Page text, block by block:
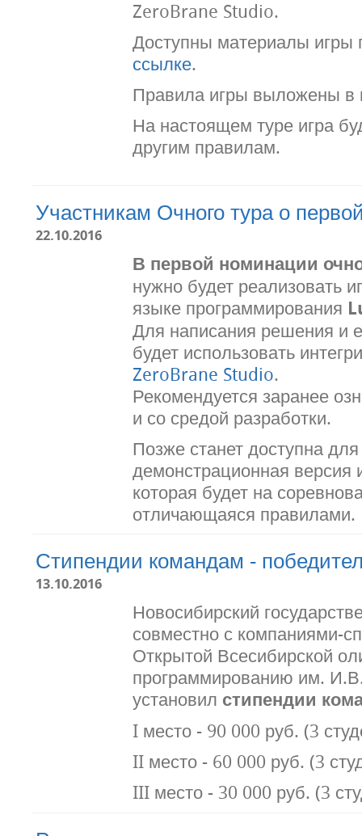
ZeroBrane Studio.
Доступны материалы
ссылке.
Правила игры выложены в
На настоящем туре игра
другим правилам.
Участникам Очного тура о
22.10.2016
В первой номинации
нужно будет реализовать
языке программирования
Для написания решения и
будет использовать
ZeroBrane Studio.
Рекомендуется заранее
и со средой разработки.
Позже станет доступна
демонстрационная версия
которая будет на
отличающаяся правилами.
Стипендии командам -
13.10.2016
Новосибирский
совместно с компаниями-
Открытой Всесибирской
программированию им.
установил стипендии
I место - 90 000 руб. (3
II место - 60 000 руб. (3
III место - 30 000 руб. (3